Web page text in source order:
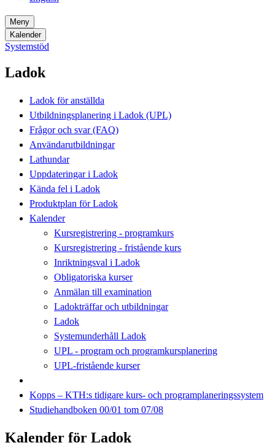
Meny
Kalender
Systemstöd
Ladok
Ladok för anställda
Utbildningsplanering i Ladok (UPL)
Frågor och svar (FAQ)
Användarutbildningar
Lathundar
Uppdateringar i Ladok
Kända fel i Ladok
Produktplan för Ladok
Kalender
Kursregistrering - programkurs
Kursregistrering - fristående kurs
Inriktningsval i Ladok
Obligatoriska kurser
Anmälan till examination
Ladokträffar och utbildningar
Ladok
Systemunderhåll Ladok
UPL - program och programkursplanering
UPL-fristående kurser
Kopps – KTH:s tidigare kurs- och programplaneringssystem
Studiehandboken 00/01 tom 07/08
Kalender för Ladok